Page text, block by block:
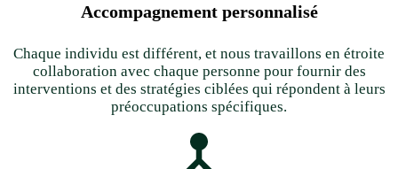
Accompagnement personnalisé
Chaque individu est différent, et nous travaillons en étroite
collaboration avec chaque personne pour fournir des
interventions et des stratégies ciblées qui répondent à leurs
préoccupations spécifiques.